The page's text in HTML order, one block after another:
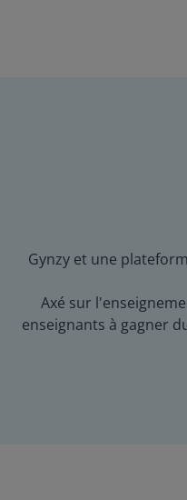
Gynzy et une
Axé sur
enseignants à gagner